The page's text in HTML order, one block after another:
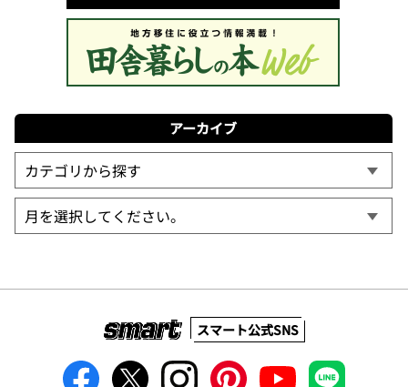
アーカイブ
スマート公式SNS